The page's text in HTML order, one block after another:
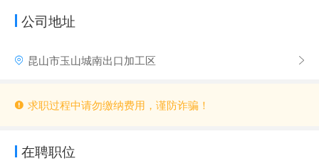
公司地址
昆山市玉山城南出口加工区
求职过程中请勿缴纳费用，谨防诈骗！
在聘职位